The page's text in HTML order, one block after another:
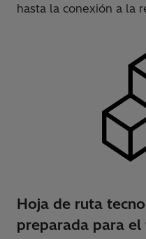
hasta la conexión a la
Hoja de ruta
preparada para